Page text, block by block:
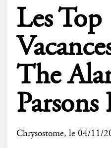
Les Top
The
Parsons
Chrysostome, le 04/11/